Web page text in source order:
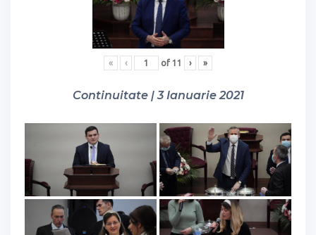
« ‹ of 11 › »
Continuitate | 3 Ianuarie 2021